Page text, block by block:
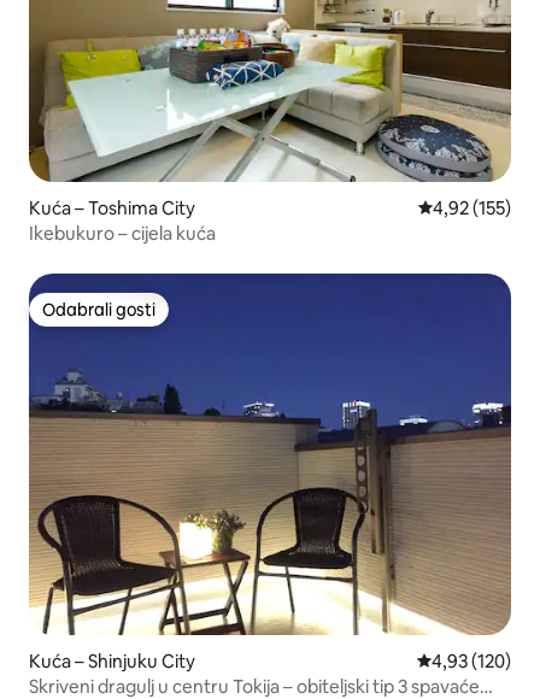
Kuća – Toshima City Prosječna
4,92 (155)
Ikebukuro – cijela kuća
Odabrali gosti
Odabrali gosti
Kuća – Shinjuku City Prosječna
4,93 (120)
Skriveni dragulj u centru Tokija – obiteljski tip 3 spavaće